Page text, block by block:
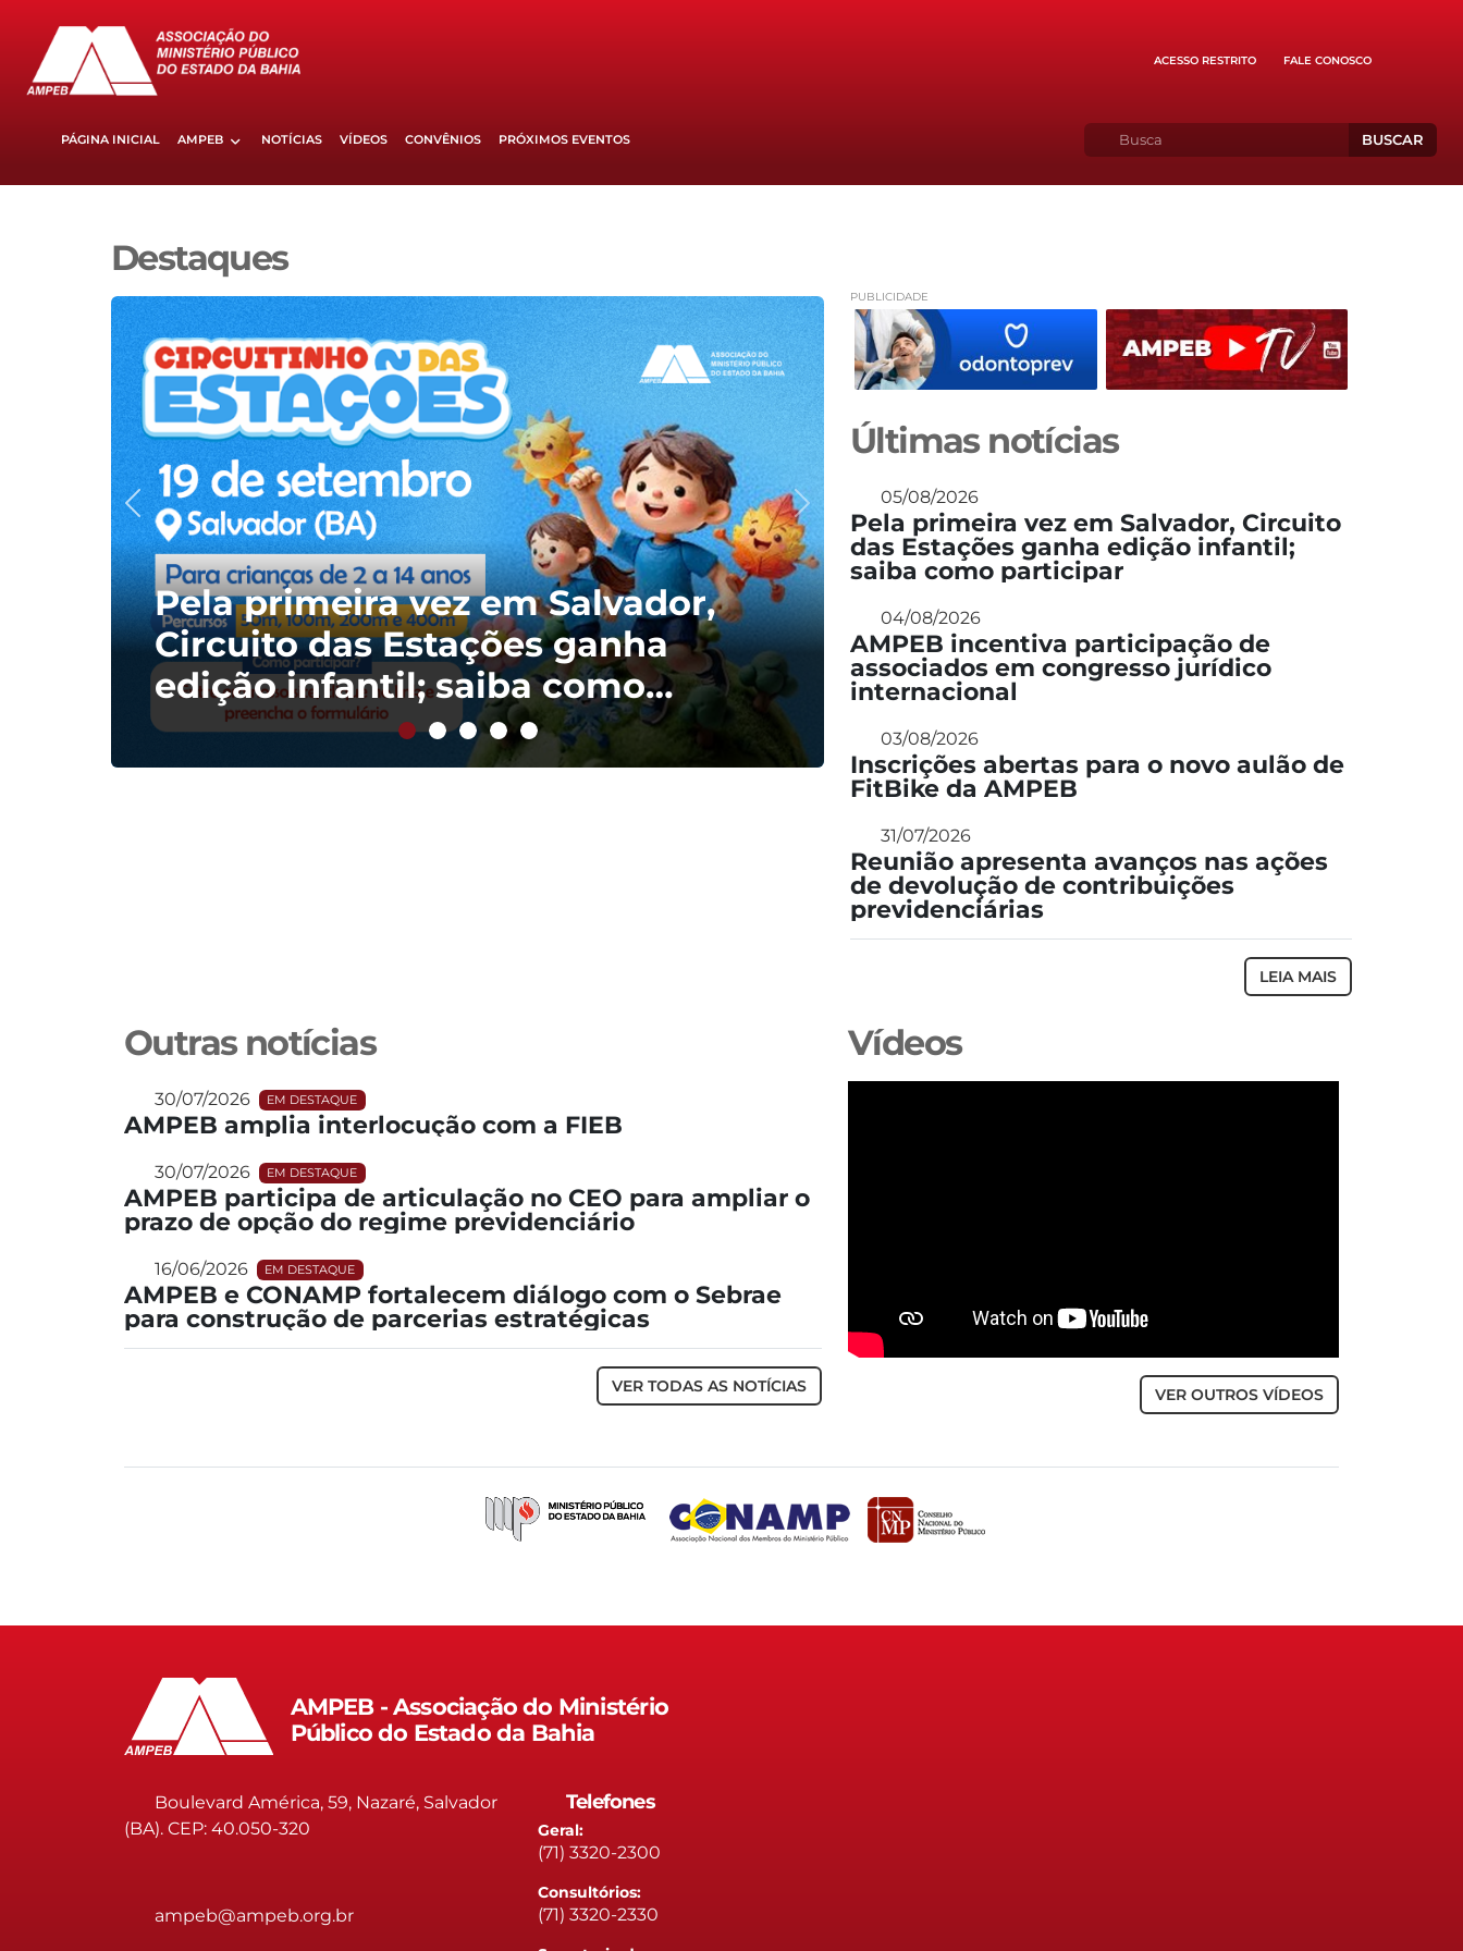
ACESSO RESTRITO FALE CONOSCO
PÁGINA INICIAL AMPEB NOTÍCIAS VÍDEOS CONVÊNIOS PRÓXIMOS EVENTOS BUSCAR
Destaques
Pela primeira vez em Salvador,
Circuito das Estações ganha
edição infantil; saiba como
participar
PUBLICIDADE
Últimas notícias
05/08/2026
Pela primeira vez em Salvador, Circuito
das Estações ganha edição infantil;
saiba como participar
04/08/2026
AMPEB incentiva participação de
associados em congresso jurídico
internacional
03/08/2026
Inscrições abertas para o novo aulão de
FitBike da AMPEB
31/07/2026
Reunião apresenta avanços nas ações
de devolução de contribuições
previdenciárias
LEIA MAIS
Outras notícias
30/07/2026 EM DESTAQUE
AMPEB amplia interlocução com a FIEB
30/07/2026 EM DESTAQUE
AMPEB participa de articulação no CEO para ampliar o
prazo de opção do regime previdenciário
16/06/2026 EM DESTAQUE
AMPEB e CONAMP fortalecem diálogo com o Sebrae
para construção de parcerias estratégicas
VER TODAS AS NOTÍCIAS
Vídeos
VER OUTROS VÍDEOS
AMPEB - Associação do Ministério
Público do Estado da Bahia
Boulevard América, 59, Nazaré, Salvador
(BA). CEP: 40.050-320
ampeb@ampeb.org.br
Telefones
Geral:
(71) 3320-2300
Consultórios:
(71) 3320-2330